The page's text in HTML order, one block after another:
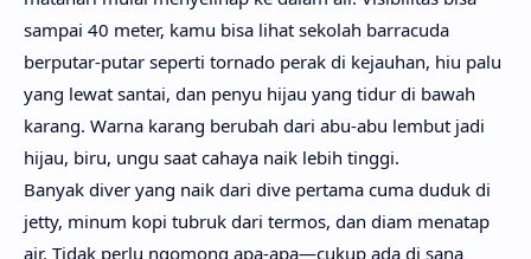
sampai 40 meter, kamu bisa lihat sekolah barracuda
berputar-putar seperti tornado perak di kejauhan, hiu palu
yang lewat santai, dan penyu hijau yang tidur di bawah
karang. Warna karang berubah dari abu-abu lembut jadi
hijau, biru, ungu saat cahaya naik lebih tinggi.
Banyak diver yang naik dari dive pertama cuma duduk di
jetty, minum kopi tubruk dari termos, dan diam menatap
air. Tidak perlu ngomong apa-apa—cukup ada di sana